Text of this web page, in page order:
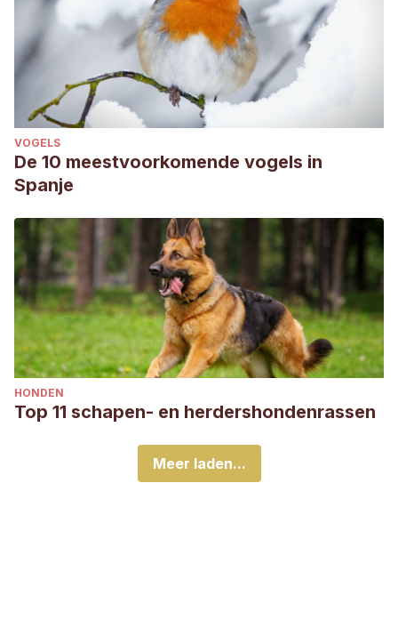
VOGELS
De 10 meestvoorkomende vogels in
Spanje
HONDEN
Top 11 schapen- en herdershondenrassen
Meer laden...